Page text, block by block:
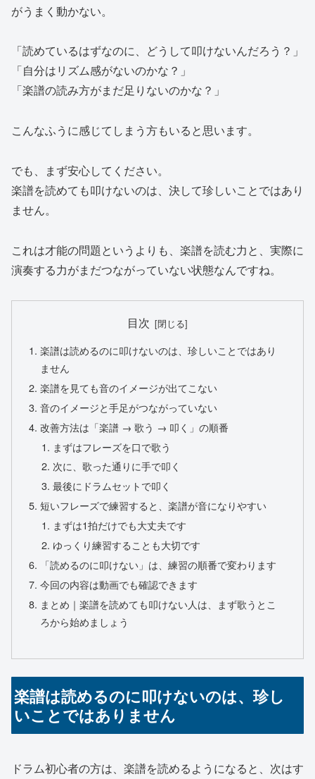
がうまく動かない。
「読めているはずなのに、どうして叩けないんだろう？」
「自分はリズム感がないのかな？」
「楽譜の読み方がまだ足りないのかな？」
こんなふうに感じてしまう方もいると思います。
でも、まず安心してください。
楽譜を読めても叩けないのは、決して珍しいことではあり
ません。
これは才能の問題というよりも、楽譜を読む力と、実際に
演奏する力がまだつながっていない状態なんですね。
目次
楽譜は読めるのに叩けないのは、珍しいことではあり
ません
楽譜を見ても音のイメージが出てこない
音のイメージと手足がつながっていない
改善方法は「楽譜 → 歌う → 叩く」の順番
まずはフレーズを口で歌う
次に、歌った通りに手で叩く
最後にドラムセットで叩く
短いフレーズで練習すると、楽譜が音になりやすい
まずは1拍だけでも大丈夫です
ゆっくり練習することも大切です
「読めるのに叩けない」は、練習の順番で変わります
今回の内容は動画でも確認できます
まとめ｜楽譜を読めても叩けない人は、まず歌うとこ
ろから始めましょう
楽譜は読めるのに叩けないのは、珍し
いことではありません
ドラム初心者の方は、楽譜を読めるようになると、次はす